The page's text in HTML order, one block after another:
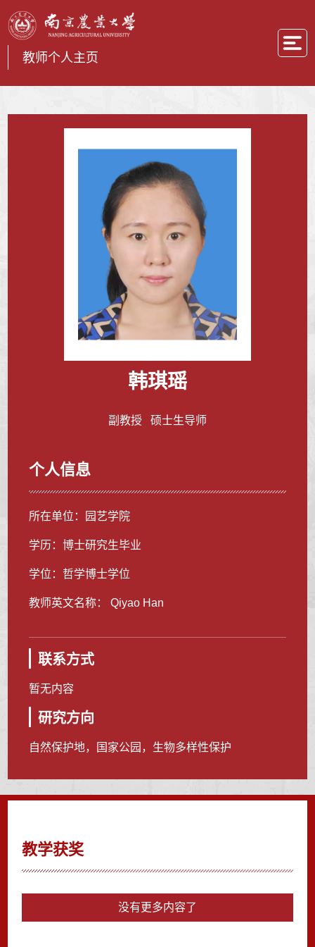
教师个人主页
韩琪瑶
副教授 硕士生导师
个人信息
所在单位：园艺学院
学历：博士研究生毕业
学位：哲学博士学位
教师英文名称： Qiyao Han
联系方式
暂无内容
研究方向
自然保护地，国家公园，生物多样性保护
教学获奖
没有更多内容了